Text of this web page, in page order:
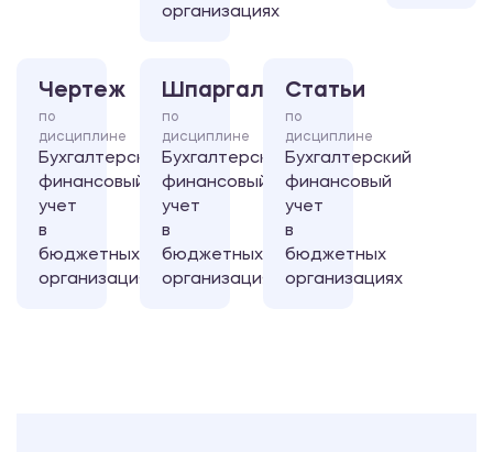
организациях
Чертеж
по
дисциплине
Бухгалтерский
финансовый
учет
в
бюджетных
организациях
Шпаргалка
по
дисциплине
Бухгалтерский
финансовый
учет
в
бюджетных
организациях
Статьи
по
дисциплине
Бухгалтерский
финансовый
учет
в
бюджетных
организациях